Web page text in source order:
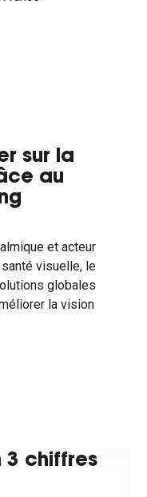
sur la
au
et acteur
visuelle, le
globales
la vision
3 chiffres